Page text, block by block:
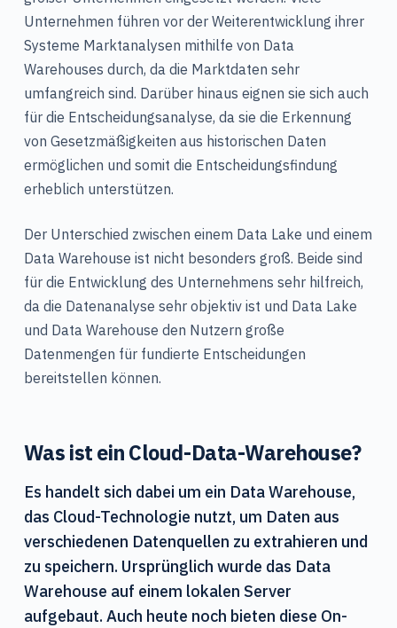
Unternehmen führen vor der Weiterentwicklung ihrer
Systeme Marktanalysen mithilfe von Data
Warehouses durch, da die Marktdaten sehr
umfangreich sind. Darüber hinaus eignen sie sich auch
für die Entscheidungsanalyse, da sie die Erkennung
von Gesetzmäßigkeiten aus historischen Daten
ermöglichen und somit die Entscheidungsfindung
erheblich unterstützen.
Der Unterschied zwischen einem Data Lake und einem
Data Warehouse ist nicht besonders groß. Beide sind
für die Entwicklung des Unternehmens sehr hilfreich,
da die Datenanalyse sehr objektiv ist und Data Lake
und Data Warehouse den Nutzern große
Datenmengen für fundierte Entscheidungen
bereitstellen können.
Was ist ein Cloud-Data-Warehouse?
Es handelt sich dabei um ein Data Warehouse,
das Cloud-Technologie nutzt, um Daten aus
verschiedenen Datenquellen zu extrahieren und
zu speichern. Ursprünglich wurde das Data
Warehouse auf einem lokalen Server
aufgebaut. Auch heute noch bieten diese On-